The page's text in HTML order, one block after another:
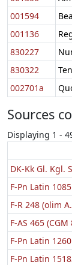
001594
001136
830227
830322
002701a
Sources
Displaying 1 -
DK-Kk Gl. Kgl.
F-Pn Latin 1085
F-R 248 (olim
F-AS 465 (CGM
F-Pn Latin
F-Pn Latin